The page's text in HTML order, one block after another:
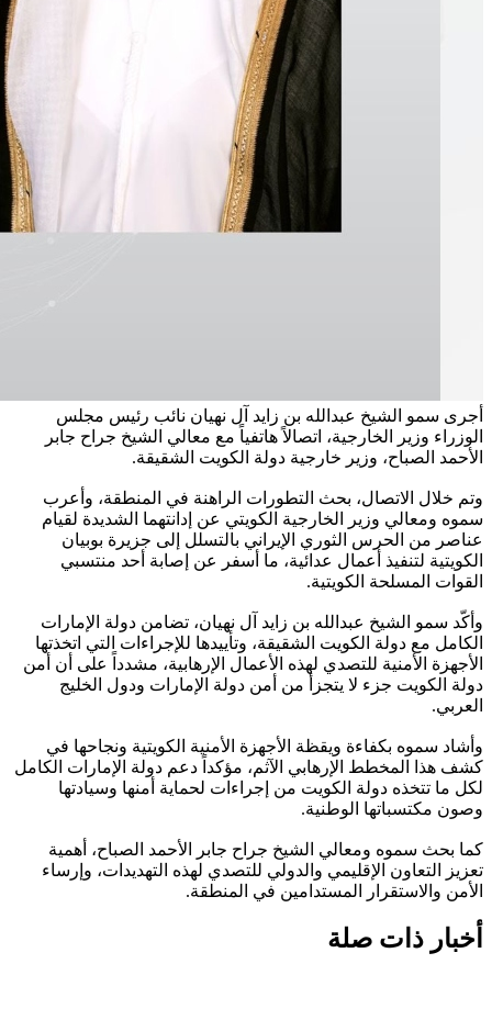
أجرى سمو الشيخ عبدالله بن زايد آل نهيان نائب رئيس مجلس
الوزراء وزير الخارجية، اتصالاً هاتفياً مع معالي الشيخ جراح جابر
الأحمد الصباح، وزير خارجية دولة الكويت الشقيقة.
وتم خلال الاتصال، بحث التطورات الراهنة في المنطقة، وأعرب
سموه ومعالي وزير الخارجية الكويتي عن إدانتهما الشديدة لقيام
عناصر من الحرس الثوري الإيراني بالتسلل إلى جزيرة بوبيان
الكويتية لتنفيذ أعمال عدائية، ما أسفر عن إصابة أحد منتسبي
القوات المسلحة الكويتية.
وأكّد سمو الشيخ عبدالله بن زايد آل نهيان، تضامن دولة الإمارات
الكامل مع دولة الكويت الشقيقة، وتأييدها للإجراءات التي اتخذتها
الأجهزة الأمنية للتصدي لهذه الأعمال الإرهابية، مشدداً على أن أمن
دولة الكويت جزء لا يتجزأ من أمن دولة الإمارات ودول الخليج
العربي.
وأشاد سموه بكفاءة ويقظة الأجهزة الأمنية الكويتية ونجاحها في
كشف هذا المخطط الإرهابي الآثم، مؤكداً دعم دولة الإمارات الكامل
لكل ما تتخذه دولة الكويت من إجراءات لحماية أمنها وسيادتها
وصون مكتسباتها الوطنية.
كما بحث سموه ومعالي الشيخ جراح جابر الأحمد الصباح، أهمية
تعزيز التعاون الإقليمي والدولي للتصدي لهذه التهديدات، وإرساء
الأمن والاستقرار المستدامين في المنطقة.
أخبار ذات صلة